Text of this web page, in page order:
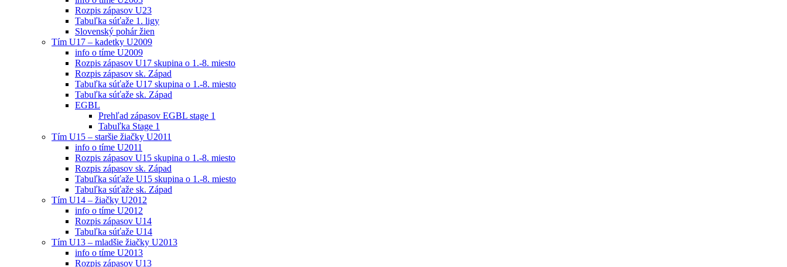
Rozpis zápasov U23
Tabuľka súťaže 1. ligy
Slovenský pohár žien
Tím U17 – kadetky U2009
info o tíme U2009
Rozpis zápasov U17 skupina o 1.-8. miesto
Rozpis zápasov sk. Západ
Tabuľka súťaže U17 skupina o 1.-8. miesto
Tabuľka súťaže sk. Západ
EGBL
Prehľad zápasov EGBL stage 1
Tabuľka Stage 1
Tím U15 – staršie žiačky U2011
info o tíme U2011
Rozpis zápasov U15 skupina o 1.-8. miesto
Rozpis zápasov sk. Západ
Tabuľka súťaže U15 skupina o 1.-8. miesto
Tabuľka súťaže sk. Západ
Tím U14 – žiačky U2012
info o tíme U2012
Rozpis zápasov U14
Tabuľka súťaže U14
Tím U13 – mladšie žiačky U2013
info o tíme U2013
Rozpis zápasov U13